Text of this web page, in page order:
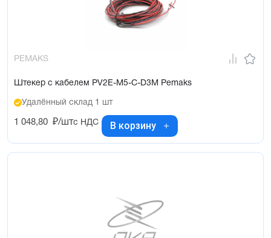
PEMAKS
Штекер с кабелем PV2E-M5-C-D3M Pemaks
Удалённый склад 1 шт
1 048,80 ₽/штс НДС В корзину